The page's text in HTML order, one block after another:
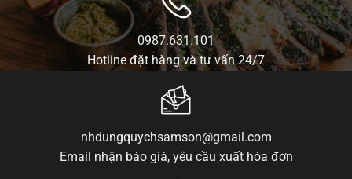
0987.631.101
Hotline đặt hàng và tư vấn 24/7
nhdungquychsamson@gmail.com
Email nhận báo giá, yêu cầu xuất hóa đơn